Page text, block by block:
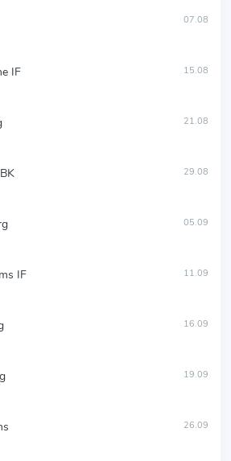
07.08
IF 15.08
21.08
29.08
05.09
IF 11.09
16.09
19.09
26.09